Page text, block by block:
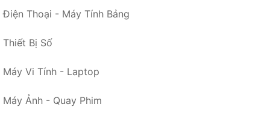
Điện Thoại - Máy Tính Bảng
Thiết Bị Số
Máy Vi Tính - Laptop
Máy Ảnh - Quay Phim